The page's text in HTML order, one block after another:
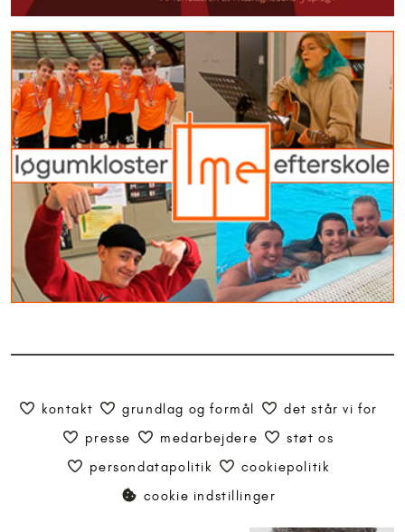
kontakt grundlag og formål
det står vi for
presse
medarbejdere
støt os
persondatapolitik
cookiepolitik
cookie indstillinger